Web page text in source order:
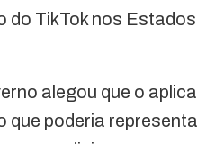
do TikTok nos
alegou que o
que poderia